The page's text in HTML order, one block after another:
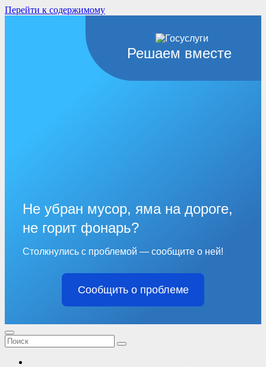
Перейти к содержимому
Решаем вместе
Не убран мусор, яма на дороге,
не горит фонарь?
Столкнулись с проблемой — сообщите о ней!
Сообщить о проблеме